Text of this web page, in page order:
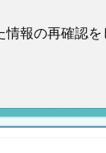
情報の再確認